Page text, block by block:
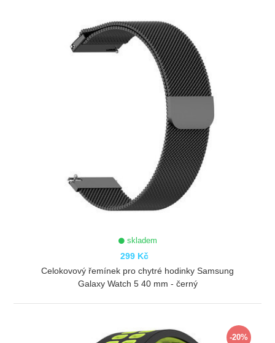
skladem
299 Kč
Celokovový řemínek pro chytré hodinky Samsung
Galaxy Watch 5 40 mm - černý
-20%